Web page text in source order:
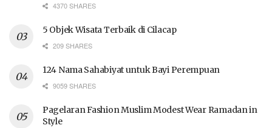
4370 SHARES
5 Objek Wisata Terbaik di Cilacap
209 SHARES
124 Nama Sahabiyat untuk Bayi Perempuan
9059 SHARES
Pagelaran Fashion Muslim Modest Wear Ramadan in
Style